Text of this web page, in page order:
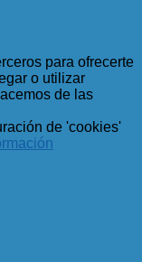
para ofrecerte
o utilizar
de las
de 'cookies'